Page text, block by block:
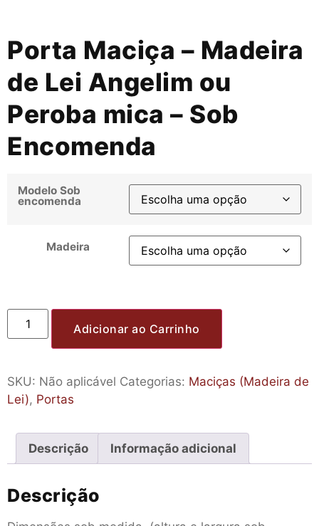
Porta Maciça – Madeira
de Lei Angelim ou
Peroba mica – Sob
Encomenda
Modelo Sob
encomenda
Madeira
Adicionar ao Carrinho
SKU: Não aplicável Categorias: Maciças (Madeira de
Lei), Portas
Descrição Informação adicional
Descrição